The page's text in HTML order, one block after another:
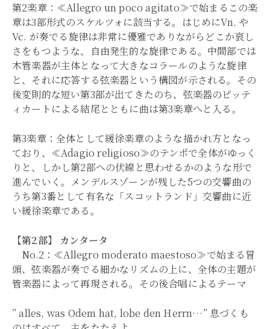
第2楽章：≪Allegro un poco agitato≫で始まるこの楽
章は3部形式のスケルツォに該当する。はじめにVn. や
Vc. が奏でる旋律は非常に優雅でありながらどこか哀し
さをもつような、自由発生的な旋律である。中間部では
木管楽器が主体となって大きなコラールのような旋律
と、それに応答する弦楽器という構図が示される。その
後変則的な短い第3部が出てきたのち、弦楽器のピッテ
ィカートによる結尾とともに曲は第3楽章へと入る。
第3楽章：全体として緩徐楽章のような描かれ方となっ
ており、≪Adagio religioso≫のテンポで全体がゆっく
りと、しかし第2部への伏線と思わせるかのような形で
進んでいく。メンデルスゾーンが残した5つの交響曲の
うち第3番として有名な「スコットランド」交響曲に近
い緩徐楽章である。
【第2部】 カンタータ
No.2：≪Allegro moderato maestoso≫で始まる冒
頭、弦楽器が奏でる細かなリズムの上に、全体の主題が
管楽器によって再現される。その後合唱によるテーマ
” alles, was Odem hat, lobe den Herrn…” 息づくも